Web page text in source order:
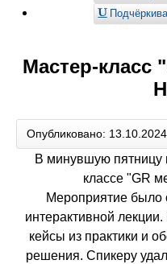
Мастер-класс
Опубликовано:
В минувшую пятницу
классе "GR
Мероприятие было
интерактивной
кейсы из практики и
решения. Спикеру